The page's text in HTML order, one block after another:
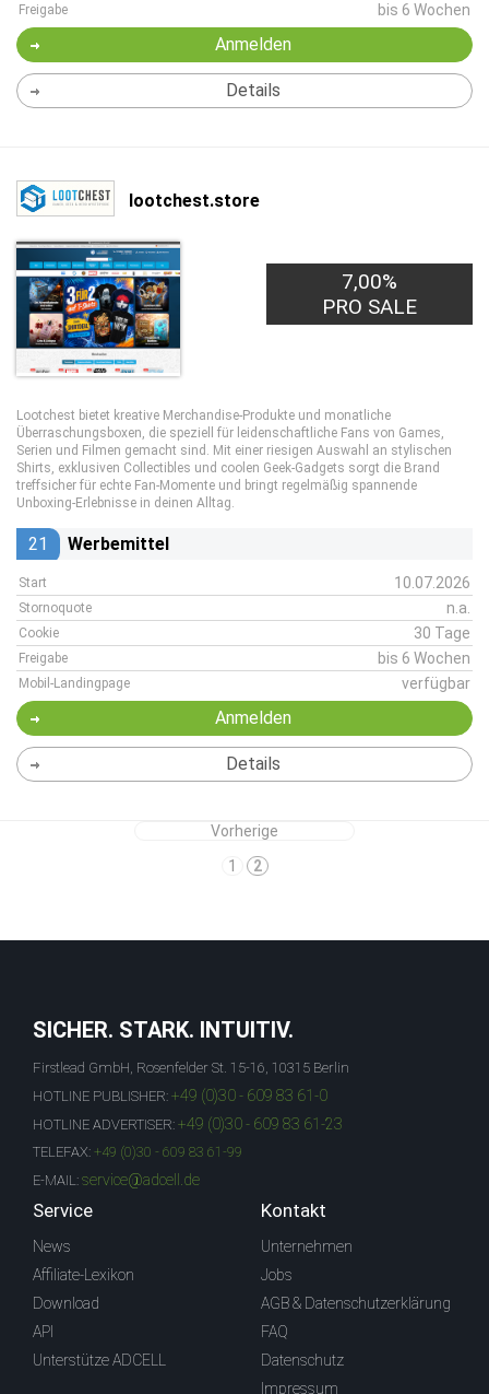
Freigabe bis 6 Wochen
Anmelden
Details
lootchest.store
7,00%
PRO SALE
Lootchest bietet kreative Merchandise-Produkte und monatliche
Überraschungsboxen, die speziell für leidenschaftliche Fans von Games,
Serien und Filmen gemacht sind. Mit einer riesigen Auswahl an stylischen
Shirts, exklusiven Collectibles und coolen Geek-Gadgets sorgt die Brand
treffsicher für echte Fan-Momente und bringt regelmäßig spannende
Unboxing-Erlebnisse in deinen Alltag.
21 Werbemittel
Start 10.07.2026
Stornoquote n.a.
Cookie 30 Tage
Freigabe bis 6 Wochen
Mobil-Landingpage verfügbar
Anmelden
Details
Vorherige
1
2
SICHER. STARK. INTUITIV.
Firstlead GmbH, Rosenfelder St. 15-16, 10315 Berlin
HOTLINE PUBLISHER: +49 (0)30 - 609 83 61-0
HOTLINE ADVERTISER: +49 (0)30 - 609 83 61-23
TELEFAX: +49 (0)30 - 609 83 61-99
E-MAIL: service@adcell.de
Service
News
Affiliate-Lexikon
Download
API
Unterstütze ADCELL
Kontakt
Unternehmen
Jobs
AGB & Datenschutzerklärung
FAQ
Datenschutz
Impressum